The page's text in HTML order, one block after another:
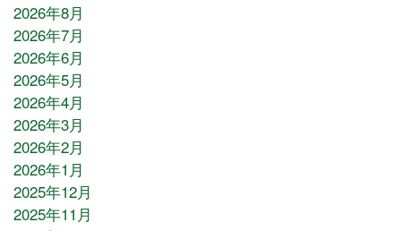
2026年8月
2026年7月
2026年6月
2026年5月
2026年4月
2026年3月
2026年2月
2026年1月
2025年12月
2025年11月